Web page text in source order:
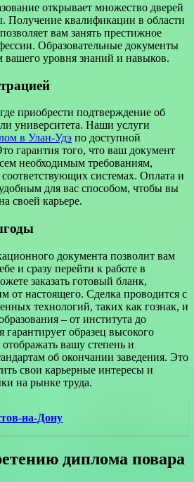
открывает множество дверей
Получение квалификации в области
вам занять престижное
Образовательные документы
вашего уровня знаний и навыков.
приобрести подтверждение об
университета. Наши услуги
в Улан-Удэ по доступной
гарантия того, что ваш документ
необходимым требованиям,
системах. Оплата и
для вас способом, чтобы вы
своей карьере.
документа позволит вам
и сразу перейти к работе в
заказать готовый бланк,
от настоящего. Сделка проводится с
технологий, таких как гознак, и
– от института до
образец высокого
отображать вашу степень и
об окончании заведения. Это
свои карьерные интересы и
на рынке труда.
на-Дону
диплома повара